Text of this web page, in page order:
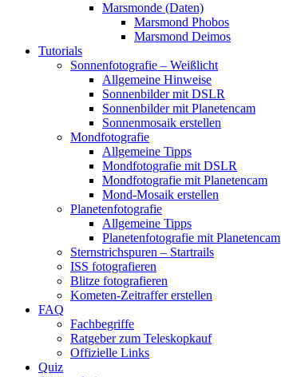
Marsmonde (Daten)
Marsmond Phobos
Marsmond Deimos
Tutorials
Sonnenfotografie – Weißlicht
Allgemeine Hinweise
Sonnenbilder mit DSLR
Sonnenbilder mit Planetencam
Sonnenmosaik erstellen
Mondfotografie
Allgemeine Tipps
Mondfotografie mit DSLR
Mondfotografie mit Planetencam
Mond-Mosaik erstellen
Planetenfotografie
Allgemeine Tipps
Planetenfotografie mit Planetencam
Sternstrichspuren – Startrails
ISS fotografieren
Blitze fotografieren
Kometen-Zeitraffer erstellen
FAQ
Fachbegriffe
Ratgeber zum Teleskopkauf
Offizielle Links
Quiz